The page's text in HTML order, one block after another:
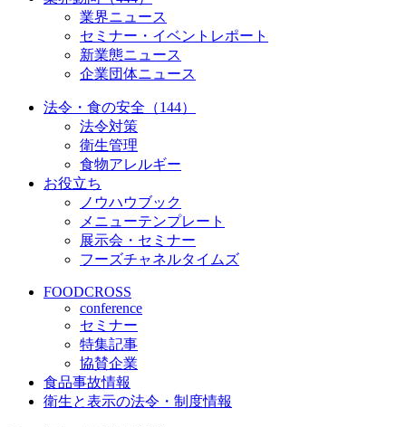
業界ニュース
セミナー・イベントレポート
新業態ニュース
企業団体ニュース
法令・食の安全（144）
法令対策
衛生管理
食物アレルギー
お役立ち
ノウハウブック
メニューテンプレート
展示会・セミナー
フーズチャネルタイムズ
FOODCROSS
conference
セミナー
特集記事
協賛企業
食品事故情報
衛生と表示の法令・制度情報